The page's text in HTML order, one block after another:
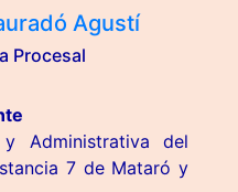
Agustí
Procesal
y Administrativa del
7 de Mataró y